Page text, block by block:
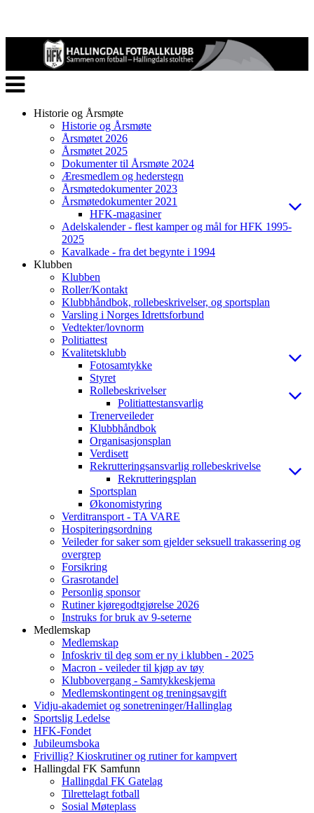
Veksle
navigasjon
Historie og Årsmøte
Historie og Årsmøte
Årsmøtet 2026
Årsmøtet 2025
Dokumenter til Årsmøte 2024
Æresmedlem og hederstegn
Årsmøtedokumenter 2023
Årsmøtedokumenter 2021
HFK-magasiner
Adelskalender - flest kamper og mål for HFK 1995-
2025
Kavalkade - fra det begynte i 1994
Klubben
Klubben
Roller/Kontakt
Klubbhåndbok, rollebeskrivelser, og sportsplan
Varsling i Norges Idrettsforbund
Vedtekter/lovnorm
Politiattest
Kvalitetsklubb
Fotosamtykke
Styret
Rollebeskrivelser
Politiattestansvarlig
Trenerveileder
Klubbhåndbok
Organisasjonsplan
Verdisett
Rekrutteringsansvarlig rollebeskrivelse
Rekrutteringsplan
Sportsplan
Økonomistyring
Verditransport - TA VARE
Hospiteringsordning
Veileder for saker som gjelder seksuell trakassering og
overgrep
Forsikring
Grasrotandel
Personlig sponsor
Rutiner kjøregodtgjørelse 2026
Instruks for bruk av 9-seterne
Medlemskap
Medlemskap
Infoskriv til deg som er ny i klubben - 2025
Macron - veileder til kjøp av tøy
Klubbovergang - Samtykkeskjema
Medlemskontingent og treningsavgift
Vidju-akademiet og sonetreninger/Hallinglag
Sportslig Ledelse
HFK-Fondet
Jubileumsboka
Frivillig? Kioskrutiner og rutiner for kampvert
Hallingdal FK Samfunn
Hallingdal FK Gatelag
Tilrettelagt fotball
Sosial Møteplass